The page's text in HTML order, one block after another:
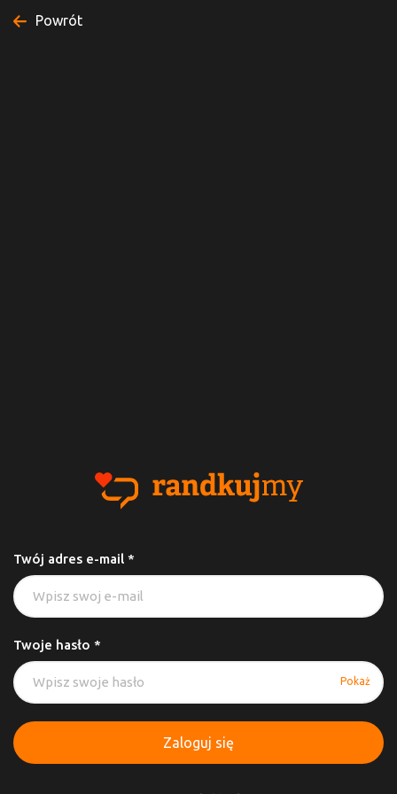
Powrót
Twój adres e-mail *
Twoje hasło *
Pokaż
Zaloguj się